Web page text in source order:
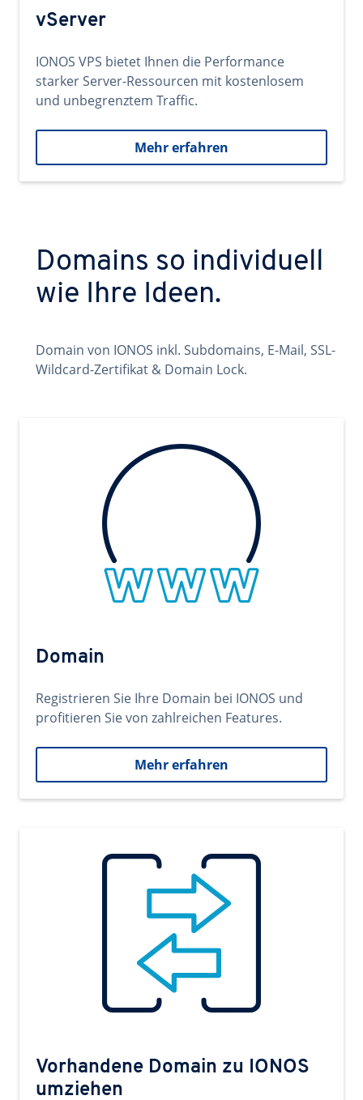
vServer
IONOS VPS bietet Ihnen die Performance
starker Server-Ressourcen mit kostenlosem
und unbegrenztem Traffic.
Mehr erfahren
Domains so individuell
wie Ihre Ideen.
Domain von IONOS inkl. Subdomains, E-Mail, SSL-
Wildcard-Zertifikat & Domain Lock.
Domain
Registrieren Sie Ihre Domain bei IONOS und
profitieren Sie von zahlreichen Features.
Mehr erfahren
Vorhandene Domain zu IONOS
umziehen